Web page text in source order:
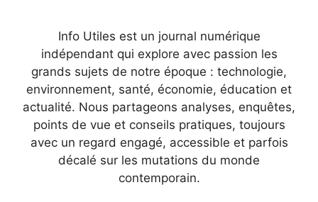
Info Utiles est un journal numérique
indépendant qui explore avec passion les
grands sujets de notre époque : technologie,
environnement, santé, économie, éducation et
actualité. Nous partageons analyses, enquêtes,
points de vue et conseils pratiques, toujours
avec un regard engagé, accessible et parfois
décalé sur les mutations du monde
contemporain.